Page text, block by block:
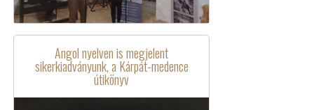
Angol nyelven is megjelent
sikerkiadványunk, a Kárpát-medence
útikönyv